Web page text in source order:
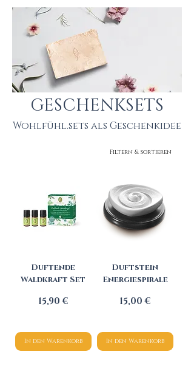
GESCHENKSETS
Wohlfühl.sets als Geschenkidee
Filtern & sortieren
Duftende
Waldkraft Set
Preis
15,90 €
In den Warenkorb
Duftstein
Energiespirale
Preis
15,00 €
In den Warenkorb